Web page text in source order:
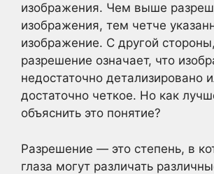
изображения. Чем выше
изображения, тем четче
изображение. С другой
разрешение означает, что
недостаточно детализировано
достаточно четкое. Но как
объяснить это понятие?
Разрешение — это степень, в
глаза могут различать